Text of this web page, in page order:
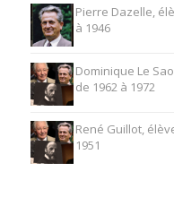
Pierre Dazelle,
à 1946
Dominique Le
de 1962 à 1972
René Guillot,
1951